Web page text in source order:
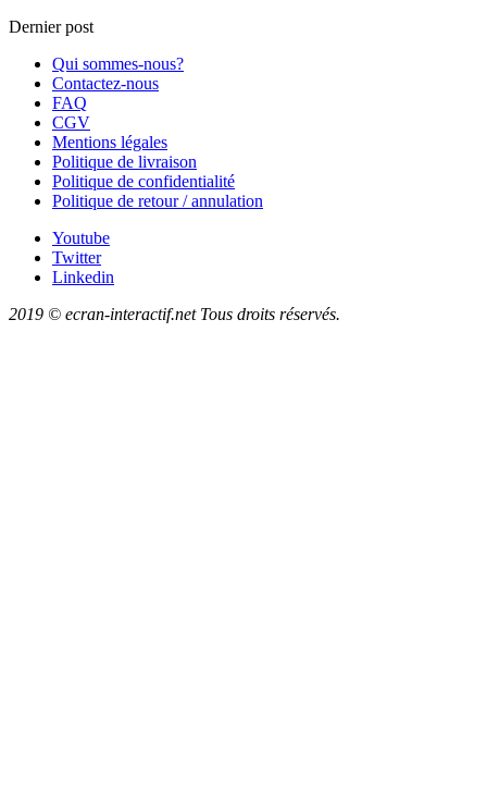
Dernier post
Qui sommes-nous?
Contactez-nous
FAQ
CGV
Mentions légales
Politique de livraison
Politique de confidentialité
Politique de retour / annulation
Youtube
Twitter
Linkedin
2019 © ecran-interactif.net Tous droits réservés.